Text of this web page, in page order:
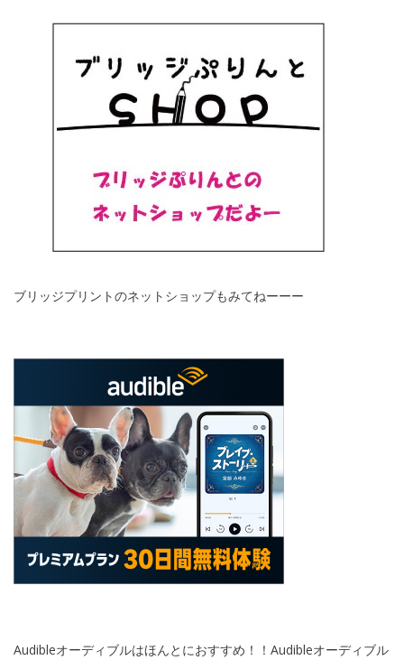
ブリッジプリントのネットショップもみてねーーー
Audibleオーディブルはほんとにおすすめ！！Audibleオーディブル